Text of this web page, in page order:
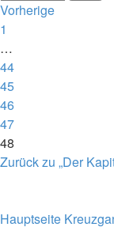
Vorherige
1
…
44
45
46
47
48
Zurück zu „Der
Hauptseite